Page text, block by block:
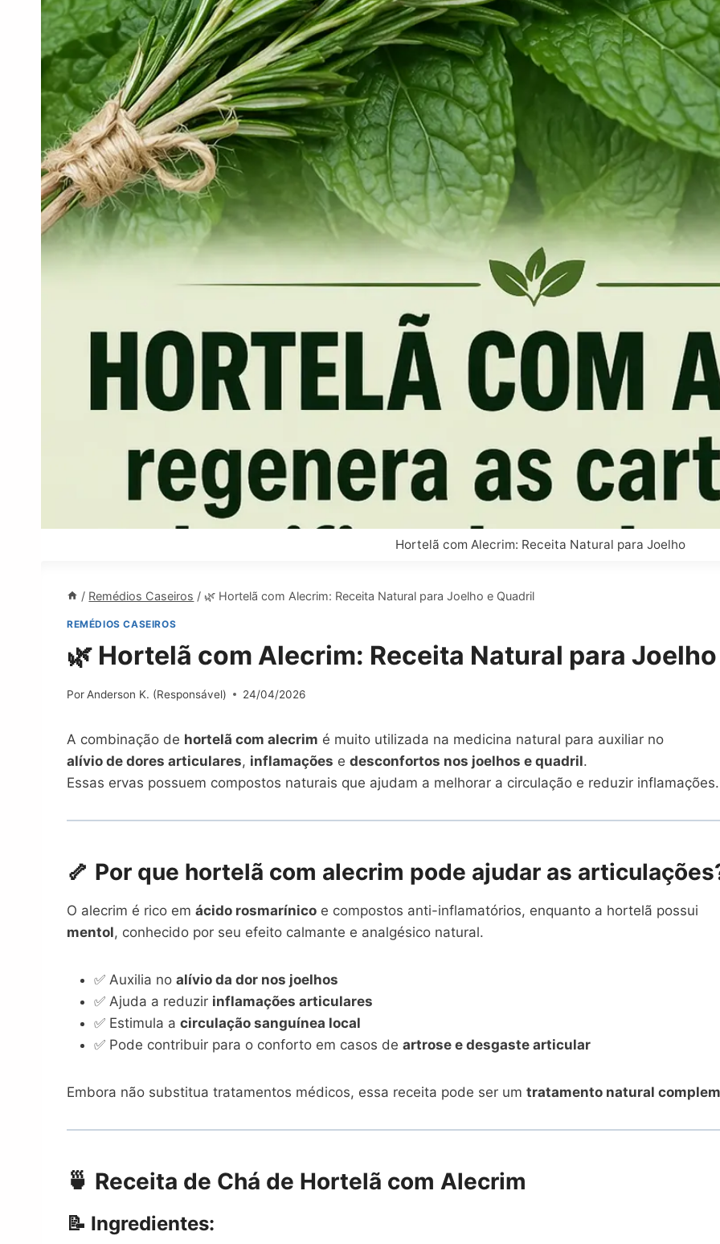
Hortelã com Alecrim: Receita Natural para Joelho
/ Remédios Caseiros / 🌿 Hortelã com Alecrim: Receita Natural para Joelho e Quadril
REMÉDIOS CASEIROS
🌿 Hortelã com Alecrim: Receita Natural para
Por Anderson K. (Responsável) 24/04/2026
A combinação de hortelã com alecrim é muito utilizada na medicina natural para auxiliar no
alívio de dores articulares, inflamações e desconfortos nos joelhos e quadril.
Essas ervas possuem compostos naturais que ajudam a melhorar a circulação e reduzir inflamações.
🦴 Por que hortelã com alecrim pode ajudar as
O alecrim é rico em ácido rosmarínico e compostos anti-inflamatórios, enquanto a hortelã possui
mentol, conhecido por seu efeito calmante e analgésico natural.
✅ Auxilia no alívio da dor nos joelhos
✅ Ajuda a reduzir inflamações articulares
✅ Estimula a circulação sanguínea local
✅ Pode contribuir para o conforto em casos de artrose e desgaste articular
Embora não substitua tratamentos médicos, essa receita pode ser um tratamento natural
🍵 Receita de Chá de Hortelã com Alecrim
📝 Ingredientes: